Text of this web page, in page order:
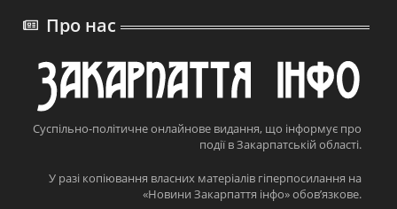
Про нас
Суспільно-політичне онлайнове видання, що інформує про
події в Закарпатській області.
У разі копіювання власних матеріалів гіперпосилання на
«Новини Закарпаття інфо» обов’язкове.